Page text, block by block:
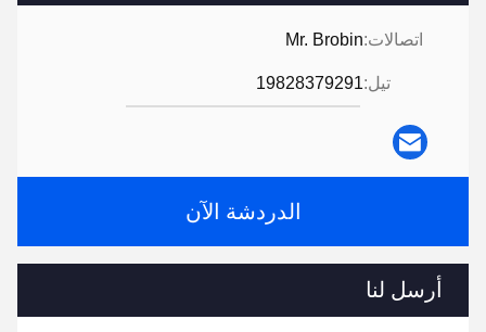
اتصالات:Mr. Brobin
تيل:19828379291
الدردشة الآن
أرسل لنا